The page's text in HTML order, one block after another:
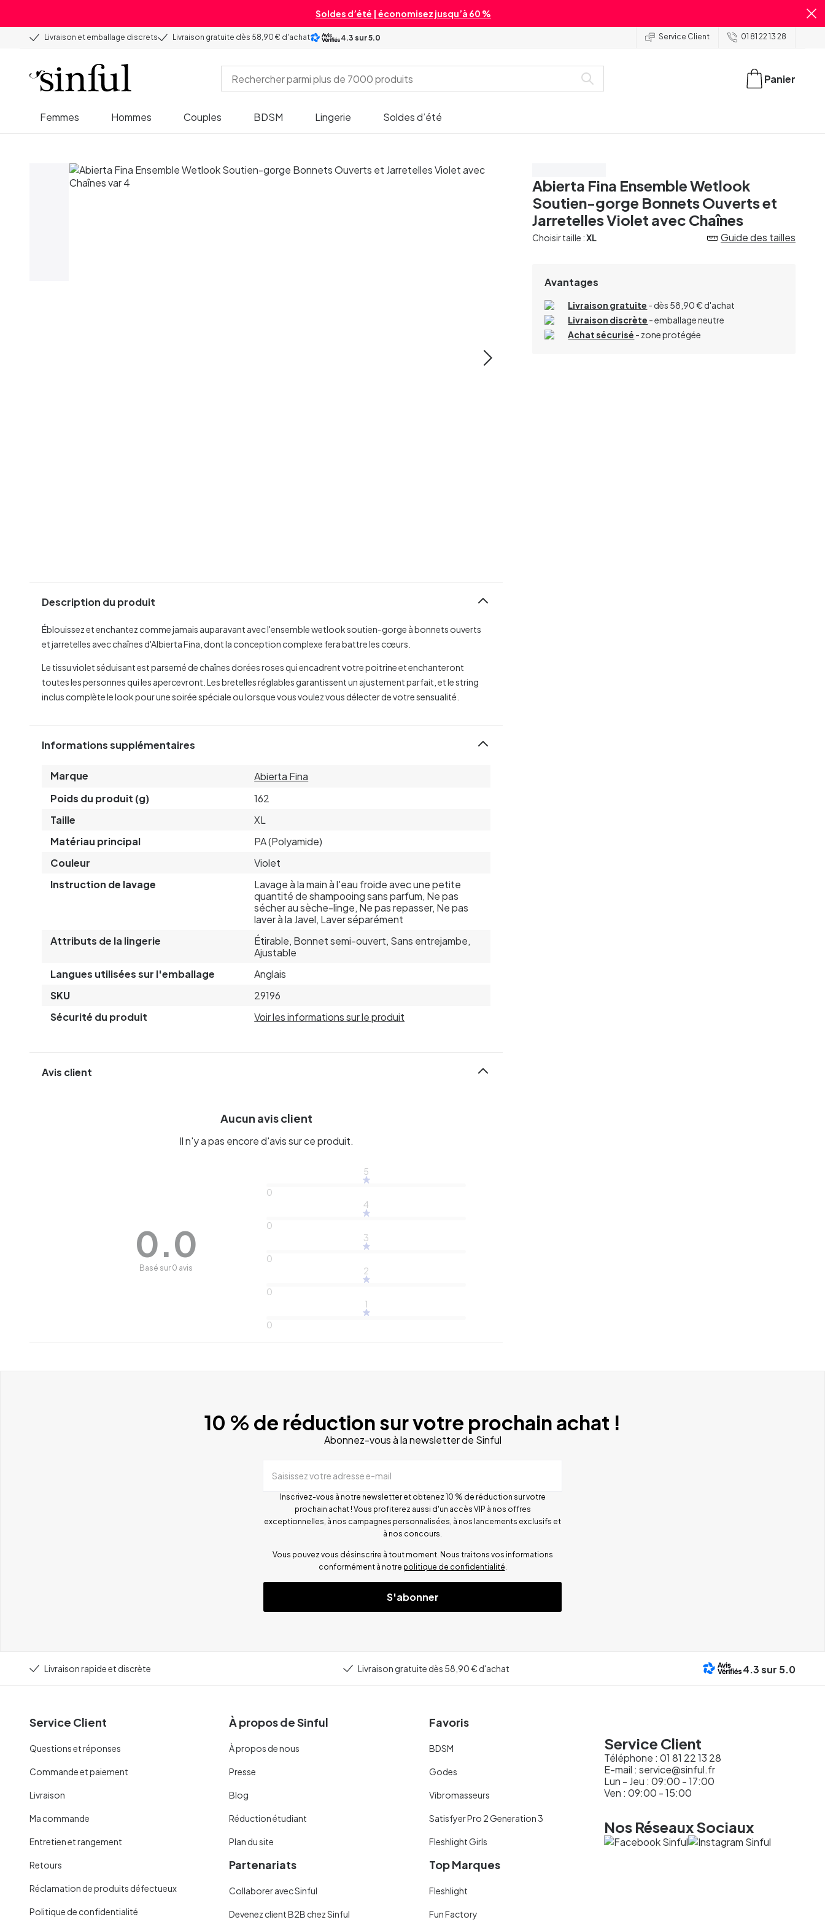
Soldes d’été | économisez jusqu’à 60 %
Livraison et emballage discrets Livraison gratuite dès 58,90 € d'achat 4.3 sur 5.0 Service Client 01 81 22 13 28
Femmes Hommes Couples BDSM Lingerie Soldes d’été
Panier
Abierta Fina Ensemble Wetlook
Soutien-gorge Bonnets Ouverts et
Jarretelles Violet avec Chaînes
Choisir taille :XL Guide des tailles
Avantages
Livraison gratuite - dès 58,90 € d'achat
Livraison discrète - emballage neutre
Achat sécurisé - zone protégée
Description du produit
Éblouissez et enchantez comme jamais auparavant avec l'ensemble wetlook soutien-gorge à bonnets ouverts
et jarretelles avec chaînes d'Albierta Fina, dont la conception complexe fera battre les cœurs.
Le tissu violet séduisant est parsemé de chaînes dorées roses qui encadrent votre poitrine et enchanteront
toutes les personnes qui les apercevront. Les bretelles réglables garantissent un ajustement parfait, et le string
inclus complète le look pour une soirée spéciale ou lorsque vous voulez vous délecter de votre sensualité.
Informations supplémentaires
Marque
Abierta Fina
Poids du produit (g)
162
Taille
XL
Matériau principal
PA (Polyamide)
Couleur
Violet
Instruction de lavage
Lavage à la main à l'eau froide avec une petite
quantité de shampooing sans parfum, Ne pas
sécher au sèche-linge, Ne pas repasser, Ne pas
laver à la Javel, Laver séparément
Attributs de la lingerie
Étirable, Bonnet semi-ouvert, Sans entrejambe,
Ajustable
Langues utilisées sur l'emballage
Anglais
SKU
29196
Sécurité du produit
Voir les informations sur le produit
Avis client
Aucun avis client
Il n'y a pas encore d'avis sur ce produit.
0.0
Basé sur 0 avis
5
0
4
0
3
0
2
0
1
0
10 % de réduction sur votre prochain achat !
Abonnez-vous à la newsletter de Sinful
Saisissez votre adresse e-mail
Inscrivez-vous à notre newsletter et obtenez 10 % de réduction sur votre
prochain achat ! Vous profiterez aussi d'un accès VIP à nos offres
exceptionnelles, à nos campagnes personnalisées, à nos lancements exclusifs et
à nos concours.
Vous pouvez vous désinscrire à tout moment. Nous traitons vos informations
conformément à notre politique de confidentialité
S'abonner
Livraison rapide et discrète Livraison gratuite dès 58,90 € d'achat 4.3sur 5.0
Service Client
Questions et réponses
Commande et paiement
Livraison
Ma commande
Entretien et rangement
Retours
Réclamation de produits défectueux
Politique de confidentialité
À propos de Sinful
À propos de nous
Presse
Blog
Réduction étudiant
Plan du site
Partenariats
Collaborer avec Sinful
Devenez client B2B chez Sinful
Favoris
BDSM
Godes
Vibromasseurs
Satisfyer Pro 2 Generation 3
Fleshlight Girls
Top Marques
Fleshlight
Fun Factory
Service Client
Téléphone : 01 81 22 13 28
E-mail : service@sinful.fr
Lun - Jeu : 09:00 - 17:00
Ven : 09:00 - 15:00
Nos Réseaux Sociaux